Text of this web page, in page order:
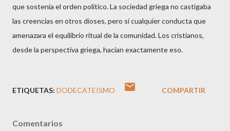
que sostenía el orden político. La sociedad griega no castigaba
las creencias en otros dioses, pero sí cualquier conducta que
amenazara el equilibrio ritual de la comunidad. Los cristianos,
desde la perspectiva griega, hacían exactamente eso.
ETIQUETAS: DODECATEISMO COMPARTIR
Comentarios